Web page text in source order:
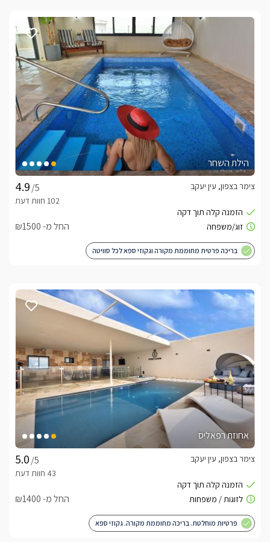
הילת השחר
/5
צימר בצפון, עין יעקב
החל מ- ₪1500
בריכה פרטית מחוממת מקורה וגקוזי ספא לכל סוויטה
אחוזת רפאליס
/5
צימר בצפון, עין יעקב
החל מ- ₪1400
פרטיות מוחלטת. בריכה מחוממת מקורה. גקוזי ספא